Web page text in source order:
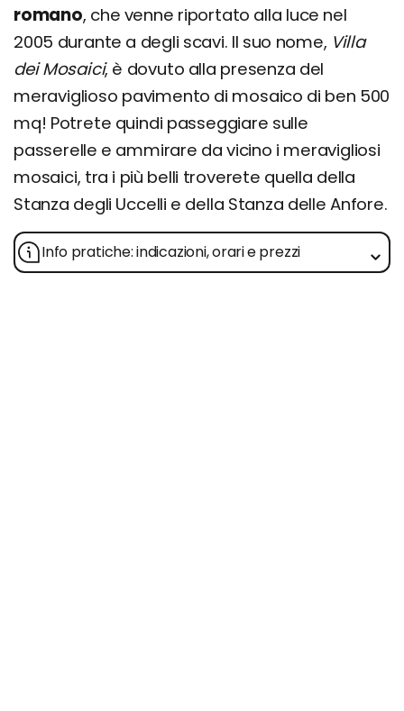
romano, che venne riportato alla luce nel
2005 durante a degli scavi. Il suo nome, Villa
dei Mosaici, è dovuto alla presenza del
meraviglioso pavimento di mosaico di ben 500
mq! Potrete quindi passeggiare sulle
passerelle e ammirare da vicino i meravigliosi
mosaici, tra i più belli troverete quella della
Stanza degli Uccelli e della Stanza delle Anfore.
Info pratiche: indicazioni, orari e prezzi